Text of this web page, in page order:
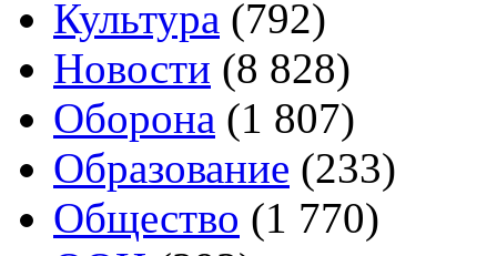
Культура (792)
Новости (8 828)
Оборона (1 807)
Образование (233)
Общество (1 770)